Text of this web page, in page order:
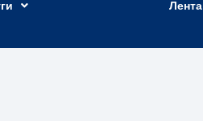
Лента